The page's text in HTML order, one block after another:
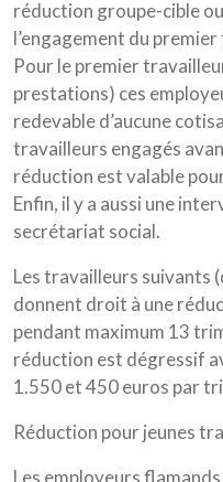
réduction groupe-cible
l’engagement du
Pour le premier
prestations) ces
redevable d’aucune
travailleurs engagés
réduction est valable
Enfin, il y a aussi une
secrétariat social.
Les travailleurs suivants
donnent droit à une
pendant maximum 13
réduction est dégressif
1.550 et 450 euros par
Réduction pour jeunes
Les employeurs